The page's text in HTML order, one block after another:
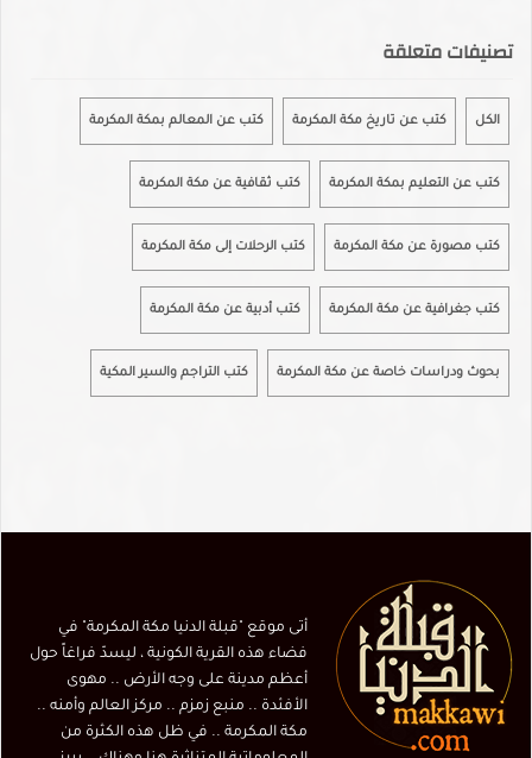
تصنيفات متعلقة
الكل كتب عن تاريخ مكة المكرمة كتب عن المعالم بمكة المكرمة
كتب عن التعليم بمكة المكرمة كتب ثقافية عن مكة المكرمة
كتب مصورة عن مكة المكرمة كتب الرحلات إلى مكة المكرمة
كتب جغرافية عن مكة المكرمة كتب أدبية عن مكة المكرمة
بحوث ودراسات خاصة عن مكة المكرمة كتب التراجم والسير المكية
أتى موقع "قبلة الدنيا مكة المكرمة" في
فضاء هذه القرية الكونية ، ليسدّ فراغاً حول
أعظم مدينة على وجه الأرض .. مهوى
الأفئدة .. منبع زمزم .. مركز العالم وأمنه ..
مكة المكرمة .. في ظل هذه الكثرة من